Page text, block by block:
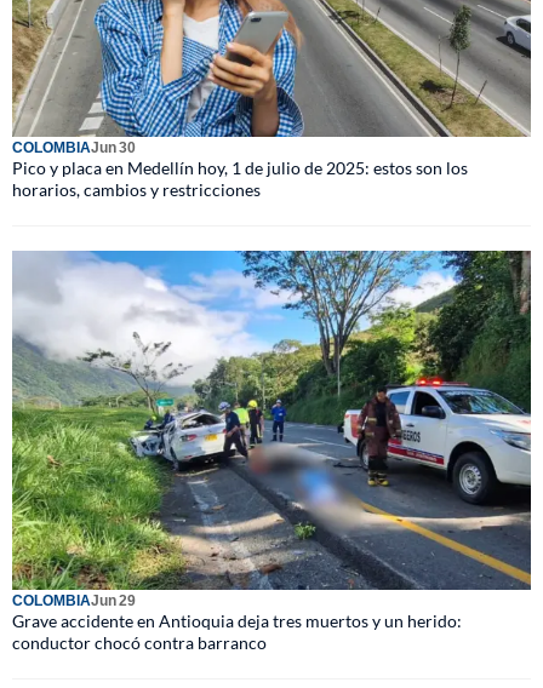
COLOMBIAJun 30
Pico y placa en Medellín hoy, 1 de julio de 2025: estos son los
horarios, cambios y restricciones
COLOMBIAJun 29
Grave accidente en Antioquia deja tres muertos y un herido:
conductor chocó contra barranco